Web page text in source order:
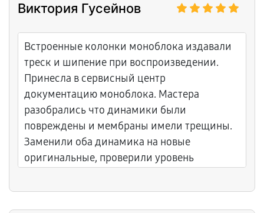
Виктория Гусейнов
Встроенные колонки моноблока издавали
треск и шипение при воспроизведении.
Принесла в сервисный центр
документацию моноблока. Мастера
разобрались что динамики были
повреждены и мембраны имели трещины.
Заменили оба динамика на новые
оригинальные, проверили уровень
разных частотах. Звук теперь чистый и